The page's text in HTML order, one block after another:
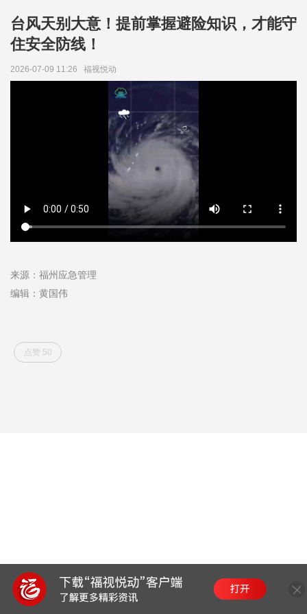
台风天别大意！提前掌握避险知识，才能守
住安全防线！
2026-07-09 11:26 福视悦动
来源：福州应急管理
编辑：黄国伟
点赞 50